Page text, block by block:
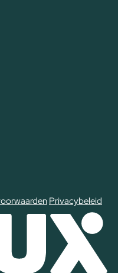
Privacybeleid